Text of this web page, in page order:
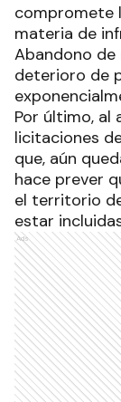
compromete
materia de
Abandono
deterioro de
Por último, al
licitaciones
que, aún
hace prever
el territorio
estar
Ads